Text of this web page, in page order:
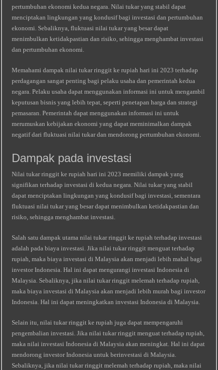
pertumbuhan ekonomi kedua negara. Nilai tukar yang stabil dapat
menciptakan lingkungan yang kondusif bagi investasi dan pertumbuhan
ekonomi. Sebaliknya, fluktuasi nilai tukar yang besar dapat
menimbulkan ketidakpastian dan risiko, sehingga menghambat investasi
dan pertumbuhan ekonomi.
Memahami dampak nilai tukar ringgit ke rupiah hari ini 2023 terhadap
perdagangan sangat penting bagi pelaku usaha dan pemerintah kedua
negara. Pelaku usaha dapat menggunakan informasi ini untuk mengambil
keputusan bisnis yang lebih tepat, seperti penetapan harga dan strategi
pemasaran. Pemerintah dapat menggunakan informasi ini untuk
merumuskan kebijakan ekonomi yang dapat meminimalkan dampak
negatif dari fluktuasi nilai tukar dan mendorong pertumbuhan ekonomi.
Dampak pada investasi
Nilai tukar ringgit ke rupiah hari ini 2023 memiliki dampak yang
signifikan terhadap investasi di kedua negara. Nilai tukar yang stabil
dapat menciptakan lingkungan yang kondusif bagi investasi, sementara
fluktuasi nilai tukar yang besar dapat menimbulkan ketidakpastian dan
risiko, sehingga menghambat investasi.
Salah satu dampak utama nilai tukar ringgit ke rupiah terhadap investasi
adalah pada biaya investasi. Jika nilai tukar ringgit menguat terhadap
rupiah, maka biaya investasi di Malaysia akan menjadi lebih mahal bagi
investor Indonesia. Hal ini dapat mengurangi investasi Indonesia di
Malaysia. Sebaliknya, jika nilai tukar ringgit melemah terhadap rupiah,
maka biaya investasi di Malaysia akan menjadi lebih murah bagi investor
Indonesia. Hal ini dapat meningkatkan investasi Indonesia di Malaysia.
Selain itu, nilai tukar ringgit ke rupiah juga dapat mempengaruhi
pengembalian investasi. Jika nilai tukar ringgit menguat terhadap rupiah,
maka nilai investasi Indonesia di Malaysia akan meningkat. Hal ini dapat
mendorong investor Indonesia untuk berinvestasi di Malaysia.
Sebaliknya, jika nilai tukar ringgit melemah terhadap rupiah, maka nilai